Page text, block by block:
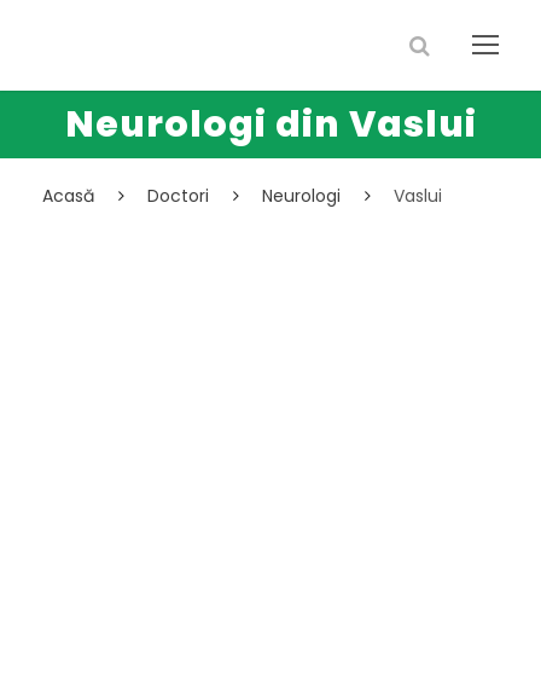
Neurologi din Vaslui
Acasă Doctori Neurologi Vaslui